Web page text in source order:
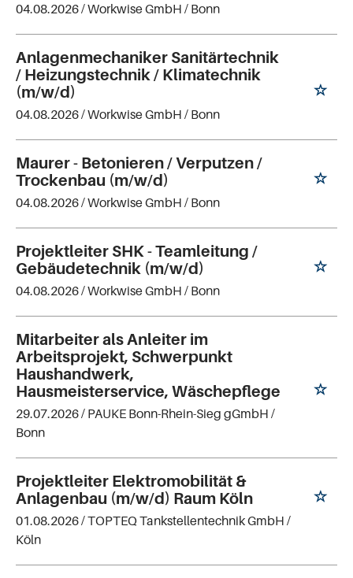
04.08.2026 /Workwise GmbH / Bonn
Anlagenmechaniker Sanitärtechnik
/ Heizungstechnik / Klimatechnik
(m/w/d)
04.08.2026 /Workwise GmbH / Bonn
Maurer - Betonieren / Verputzen /
Trockenbau (m/w/d)
04.08.2026 /Workwise GmbH / Bonn
Projektleiter SHK - Teamleitung /
Gebäudetechnik (m/w/d)
04.08.2026 /Workwise GmbH / Bonn
Mitarbeiter als Anleiter im
Arbeitsprojekt, Schwerpunkt
Haushandwerk,
Hausmeisterservice, Wäschepflege
29.07.2026 / PAUKE Bonn-Rhein-Sieg gGmbH /
Bonn
Projektleiter Elektromobilität &
Anlagenbau (m/w/d) Raum Köln
01.08.2026 /TOPTEQ Tankstellentechnik GmbH /
Köln